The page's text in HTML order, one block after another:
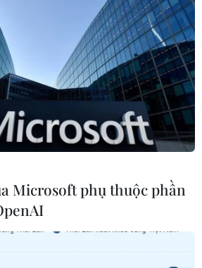
MỤC
nhằm vào
của Mỹ
điều tra ban
tâm London
Microsoft phụ thuộc phần